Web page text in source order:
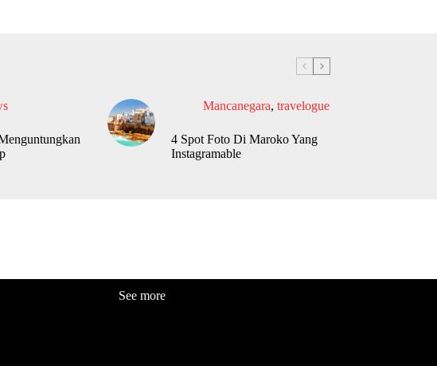
Mancanegara, travelogue
4 Spot Foto Di Maroko Yang
Instagramable
See more